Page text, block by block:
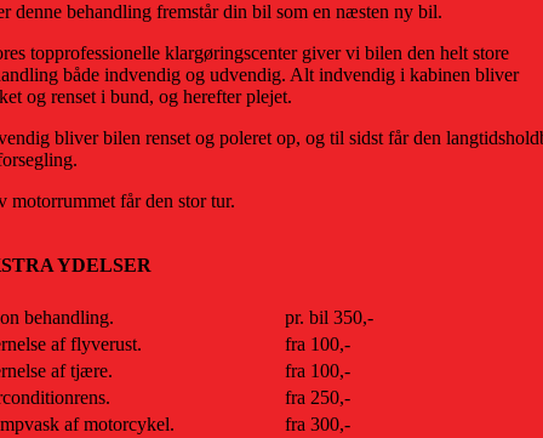
denne behandling fremstår din bil som en næsten ny bil.
topprofessionelle klargøringscenter giver vi bilen den helt store
både indvendig og udvendig. Alt indvendig i kabinen bliver
og renset i bund, og herefter plejet.
bliver bilen renset og poleret op, og til sidst får den
motorrummet får den stor tur.
YDELSER
behandling.
pr. bil 350,-
af flyverust.
fra 100,-
af tjære.
fra 100,-
fra 250,-
af motorcykel.
fra 300,-